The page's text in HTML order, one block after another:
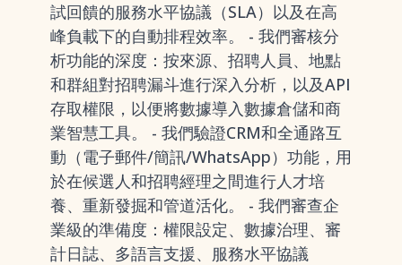
試回饋的服務水平協議（SLA）以及在高
峰負載下的自動排程效率。 - 我們審核分
析功能的深度：按來源、招聘人員、地點
和群組對招聘漏斗進行深入分析，以及API
存取權限，以便將數據導入數據倉儲和商
業智慧工具。 - 我們驗證CRM和全通路互
動（電子郵件/簡訊/WhatsApp）功能，用
於在候選人和招聘經理之間進行人才培
養、重新發掘和管道活化。 - 我們審查企
業級的準備度：權限設定、數據治理、審
計日誌、多語言支援、服務水平協議